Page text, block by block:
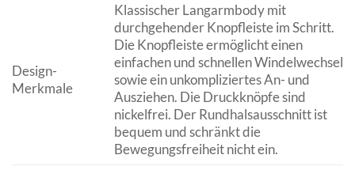
Design-
Merkmale
Klassischer Langarmbody mit
durchgehender Knopfleiste im Schritt.
Die Knopfleiste ermöglicht einen
einfachen und schnellen Windelwechsel
sowie ein unkompliziertes An- und
Ausziehen. Die Druckknöpfe sind
nickelfrei. Der Rundhalsausschnitt ist
bequem und schränkt die
Bewegungsfreiheit nicht ein.